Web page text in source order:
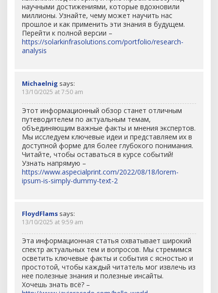
научными достижениями, которые вдохновили
миллионы. Узнайте, чему может научить нас
прошлое и как применить эти знания в будущем.
Перейти к полной версии –
https://solarkinfrasolutions.com/portfolio/research-
analysis
Michaelnig says:
13/10/2025 at 7:50 am
Этот информационный обзор станет отличным
путеводителем по актуальным темам,
объединяющим важные факты и мнения экспертов.
Мы исследуем ключевые идеи и представляем их в
доступной форме для более глубокого понимания.
Читайте, чтобы оставаться в курсе событий!
Узнать напрямую –
https://www.aspecialprint.com/2022/08/18/lorem-
ipsum-is-simply-dummy-text-2
FloydFlams says:
13/10/2025 at 9:59 am
Эта информационная статья охватывает широкий
спектр актуальных тем и вопросов. Мы стремимся
осветить ключевые факты и события с ясностью и
простотой, чтобы каждый читатель мог извлечь из
нее полезные знания и полезные инсайты.
Хочешь знать всё? –